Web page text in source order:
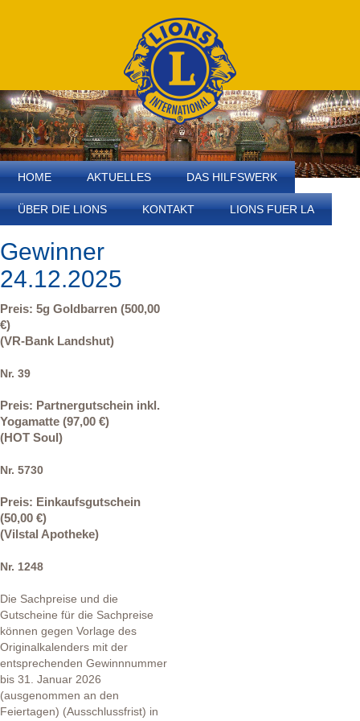
HOME AKTUELLES DAS HILFSWERK
ÜBER DIE LIONS KONTAKT LIONS FUER LA
Gewinner
24.12.2025
Preis: 5g Goldbarren (500,00
€)
(VR-Bank Landshut)
Nr. 39
Preis: Partnergutschein inkl.
Yogamatte (97,00 €)
(HOT Soul)
Nr. 5730
Preis: Einkaufsgutschein
(50,00 €)
(Vilstal Apotheke)
Nr. 1248
Die Sachpreise und die
Gutscheine für die Sachpreise
können gegen Vorlage des
Originalkalenders mit der
entsprechenden Gewinnnummer
bis 31. Januar 2026
(ausgenommen an den
Feiertagen) (Ausschlussfrist) in